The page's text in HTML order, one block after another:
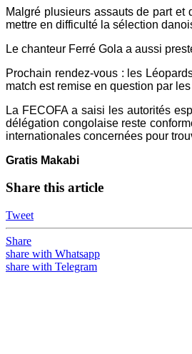
Malgré plusieurs assauts de part et
mettre en difficulté la sélection
Le chanteur Ferré Gola a aussi
Prochain rendez-vous : les
match est remise en question par
La FECOFA a saisi les autorités
délégation congolaise reste
internationales concernées pour
Gratis Makabi
Share this article
Tweet
Share
share with Whatsapp
share with Telegram